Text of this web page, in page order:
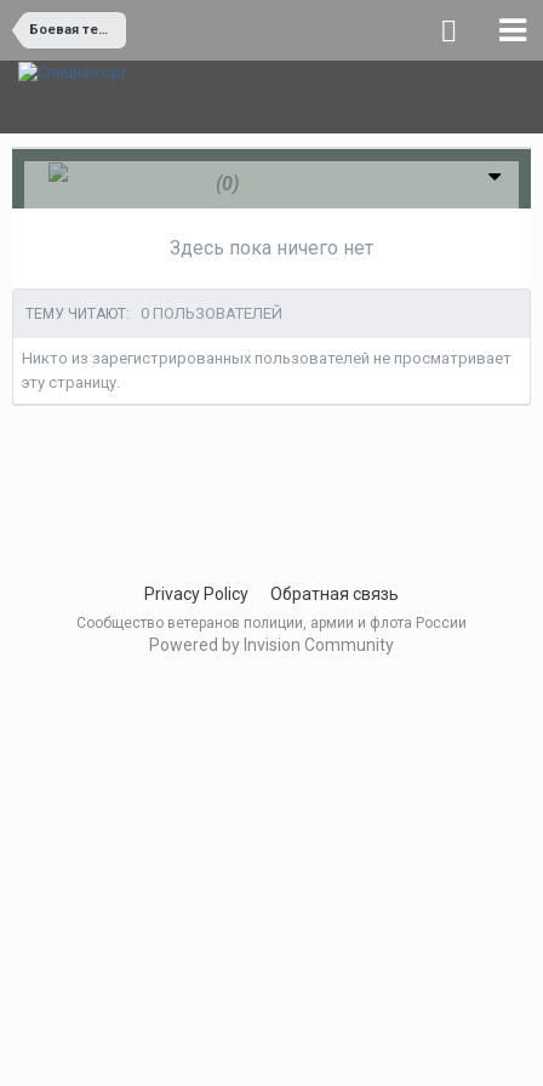
Боевая техника
(0)
Здесь пока ничего нет
ТЕМУ ЧИТАЮТ: 0 ПОЛЬЗОВАТЕЛЕЙ
Никто из зарегистрированных пользователей не просматривает
эту страницу.
Privacy Policy Обратная связь
Сообщество ветеранов полиции, армии и флота России
Powered by Invision Community